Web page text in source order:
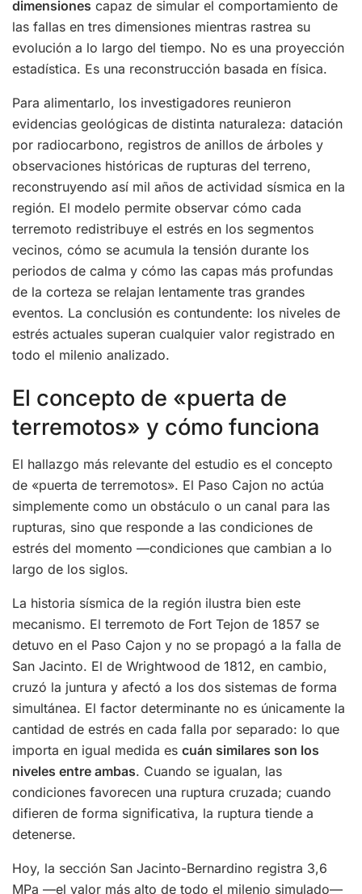
dimensiones capaz de simular el comportamiento de
las fallas en tres dimensiones mientras rastrea su
evolución a lo largo del tiempo. No es una proyección
estadística. Es una reconstrucción basada en física.
Para alimentarlo, los investigadores reunieron
evidencias geológicas de distinta naturaleza: datación
por radiocarbono, registros de anillos de árboles y
observaciones históricas de rupturas del terreno,
reconstruyendo así mil años de actividad sísmica en la
región. El modelo permite observar cómo cada
terremoto redistribuye el estrés en los segmentos
vecinos, cómo se acumula la tensión durante los
periodos de calma y cómo las capas más profundas
de la corteza se relajan lentamente tras grandes
eventos. La conclusión es contundente: los niveles de
estrés actuales superan cualquier valor registrado en
todo el milenio analizado.
El concepto de «puerta de
terremotos» y cómo funciona
El hallazgo más relevante del estudio es el concepto
de «puerta de terremotos». El Paso Cajon no actúa
simplemente como un obstáculo o un canal para las
rupturas, sino que responde a las condiciones de
estrés del momento —condiciones que cambian a lo
largo de los siglos.
La historia sísmica de la región ilustra bien este
mecanismo. El terremoto de Fort Tejon de 1857 se
detuvo en el Paso Cajon y no se propagó a la falla de
San Jacinto. El de Wrightwood de 1812, en cambio,
cruzó la juntura y afectó a los dos sistemas de forma
simultánea. El factor determinante no es únicamente la
cantidad de estrés en cada falla por separado: lo que
importa en igual medida es cuán similares son los
niveles entre ambas. Cuando se igualan, las
condiciones favorecen una ruptura cruzada; cuando
difieren de forma significativa, la ruptura tiende a
detenerse.
Hoy, la sección San Jacinto-Bernardino registra 3,6
MPa —el valor más alto de todo el milenio simulado—